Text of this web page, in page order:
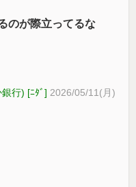
のが際立ってるな
行) [ﾆﾀﾞ] 2026/05/11(月)